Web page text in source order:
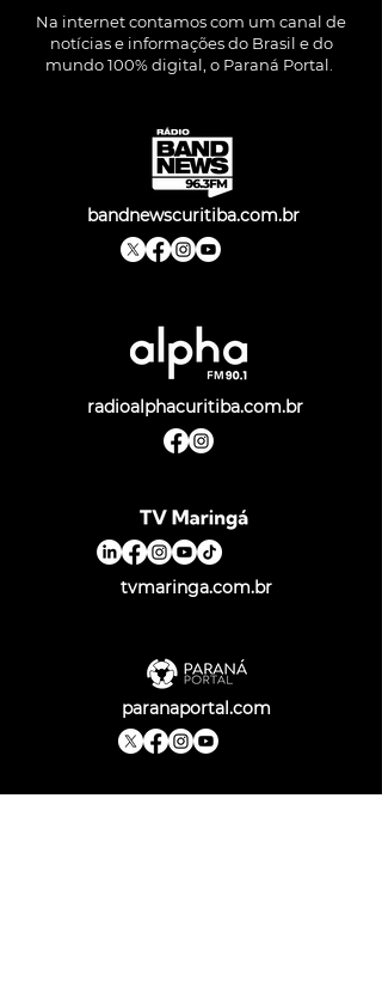
Na internet contamos com um canal de
notícias e informações do Brasil e do
mundo 100% digital, o Paraná Portal.
bandnewscuritiba.com.br
radioalphacuritiba.com.br
tvmaringa.com.br
paranaportal.com